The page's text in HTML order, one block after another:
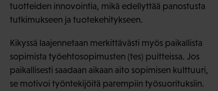
tuotteiden innovointia, mikä edellyttää panostusta
tutkimukseen ja tuotekehitykseen.
Kikyssä laajennetaan merkittävästi myös paikallista
sopimista työehtosopimusten (tes) puitteissa. Jos
paikallisesti saadaan aikaan aito sopimisen kulttuuri,
se motivoi työntekijöitä parempiin työsuorituksiin.